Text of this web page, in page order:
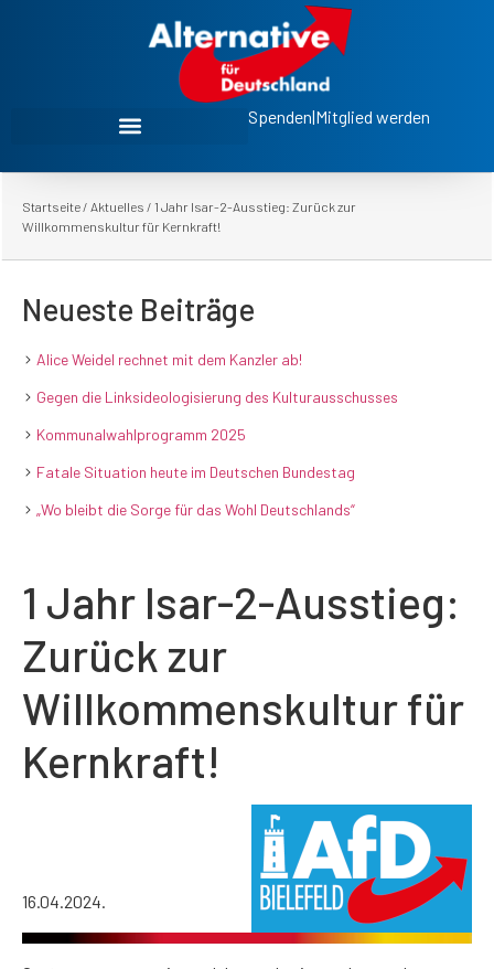
Spenden|Mitglied werden
Startseite / Aktuelles / 1 Jahr Isar-2-Ausstieg: Zurück zur
Willkommenskultur für Kernkraft!
Neueste Beiträge
Alice Weidel rechnet mit dem Kanzler ab!
Gegen die Linksideologisierung des Kulturausschusses
Kommunalwahlprogramm 2025
Fatale Situation heute im Deutschen Bundestag
„Wo bleibt die Sorge für das Wohl Deutschlands“
1 Jahr Isar-2-Ausstieg:
Zurück zur
Willkommenskultur für
Kernkraft!
16.04.2024.